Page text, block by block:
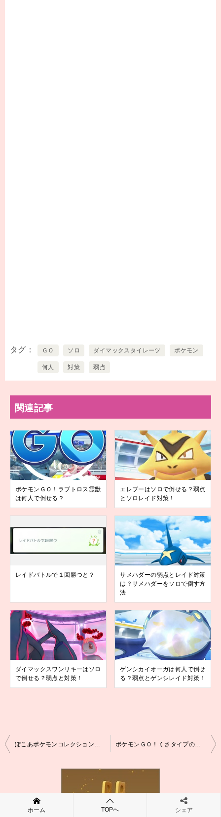
タグ ＧＯ ソロ ダイマックスタイレーツ ポケモン
何人 対策 弱点
関連記事
ポケモンＧＯ！ラブトロス霊獣
は何人で倒せる？
エレブーはソロで倒せる？弱点
とソロレイド対策！
レイドバトルで１回勝つと？
サメハダーの弱点とレイド対策
は？サメハダーをソロで倒す方
法
ダイマックスワンリキーはソロ
で倒せる？弱点と対策！
ゲンシカイオーガは何人で倒せ
る？弱点とゲンシレイド対策！
投
ぽこあポケモンコレクションチャレンジ２を達成すると？ ポケモンＧＯ！くさタイプのポケモンを７匹捕まえると？
ホーム TOPへ シェア